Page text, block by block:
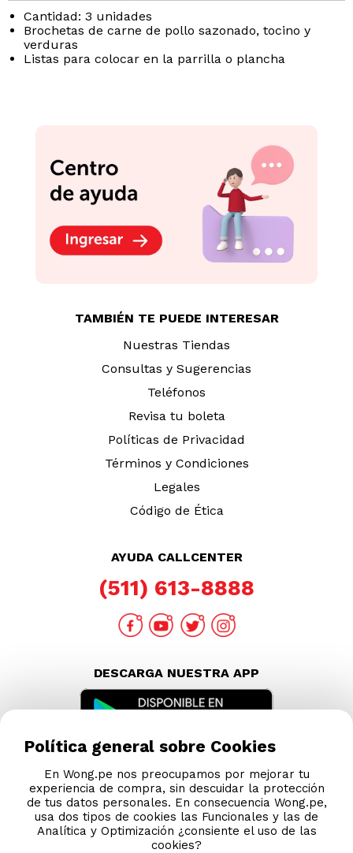
Cantidad: 3 unidades
Brochetas de carne de pollo sazonado, tocino y
verduras
Listas para colocar en la parrilla o plancha
TAMBIÉN TE PUEDE INTERESAR
Nuestras Tiendas
Consultas y Sugerencias
Teléfonos
Revisa tu boleta
Políticas de Privacidad
Términos y Condiciones
Legales
Código de Ética
AYUDA CALLCENTER
(511) 613-8888
DESCARGA NUESTRA APP
Política general sobre Cookies
En Wong.pe nos preocupamos por mejorar tu
experiencia de compra, sin descuidar la protección
de tus datos personales. En consecuencia Wong.pe,
usa dos tipos de cookies las Funcionales y las de
Analítica y Optimización ¿consiente el uso de las
cookies?